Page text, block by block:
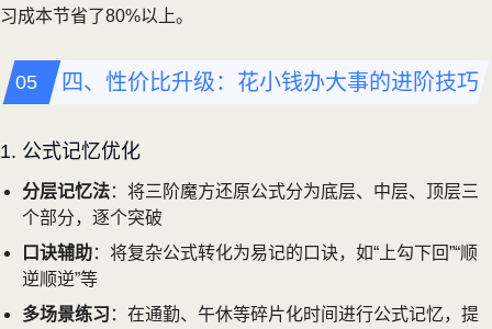
习成本节省了80%以上。
四、性价比升级：花小钱办大事的进阶技巧
1. 公式记忆优化
分层记忆法：将三阶魔方还原公式分为底层、中层、顶层三
个部分，逐个突破
口诀辅助：将复杂公式转化为易记的口诀，如“上勾下回”“顺
逆顺逆”等
多场景练习 ：在通勤、午休等碎片化时间进行公式记忆，提